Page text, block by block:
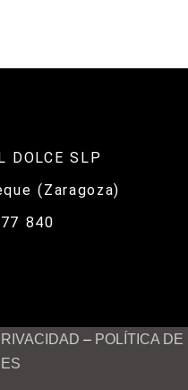
DOLCE SLP
(Zaragoza)
840
– POLÍTICA DE